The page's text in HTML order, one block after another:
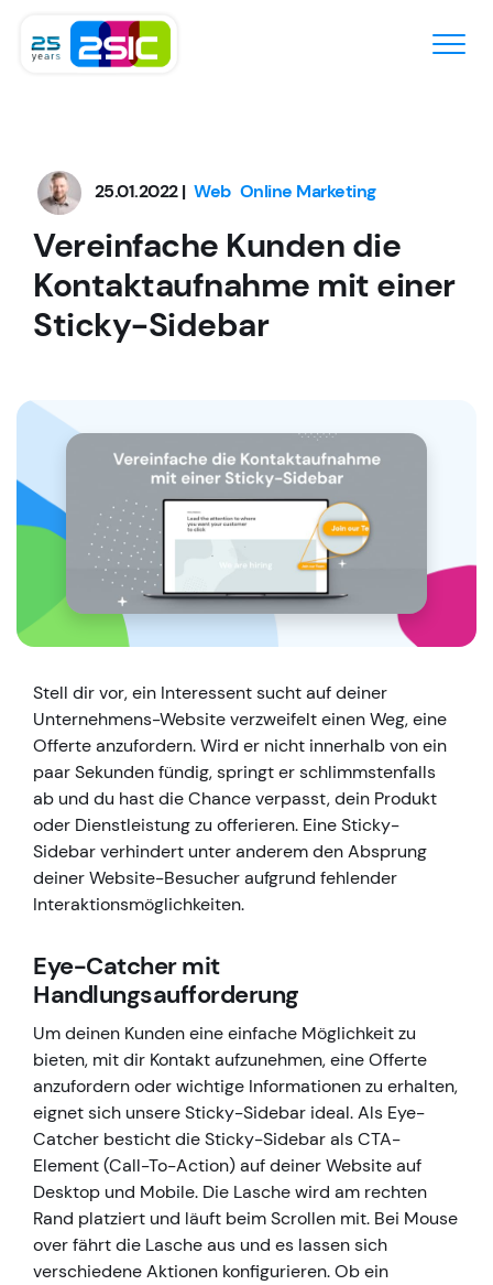
25.01.2022 | Web Online Marketing
Vereinfache Kunden die
Kontaktaufnahme mit einer
Sticky-Sidebar
Stell dir vor, ein Interessent sucht auf deiner
Unternehmens-Website verzweifelt einen Weg, eine
Offerte anzufordern. Wird er nicht innerhalb von ein
paar Sekunden fündig, springt er schlimmstenfalls
ab und du hast die Chance verpasst, dein Produkt
oder Dienstleistung zu offerieren. Eine Sticky-
Sidebar verhindert unter anderem den Absprung
deiner Website-Besucher aufgrund fehlender
Interaktionsmöglichkeiten.
Eye-Catcher mit
Handlungsaufforderung
Um deinen Kunden eine einfache Möglichkeit zu
bieten, mit dir Kontakt aufzunehmen, eine Offerte
anzufordern oder wichtige Informationen zu erhalten,
eignet sich unsere Sticky-Sidebar ideal. Als Eye-
Catcher besticht die Sticky-Sidebar als CTA-
Element (Call-To-Action) auf deiner Website auf
Desktop und Mobile. Die Lasche wird am rechten
Rand platziert und läuft beim Scrollen mit. Bei Mouse
over fährt die Lasche aus und es lassen sich
verschiedene Aktionen konfigurieren. Ob ein